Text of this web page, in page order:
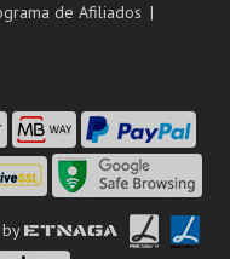
de Afiliados
ETNAGA